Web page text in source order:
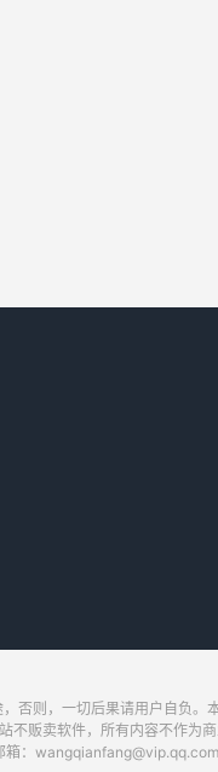
否则，一切后果请用户自负。
不贩卖软件，所有内容不作为
箱：wangqianfang@vip.qq.com